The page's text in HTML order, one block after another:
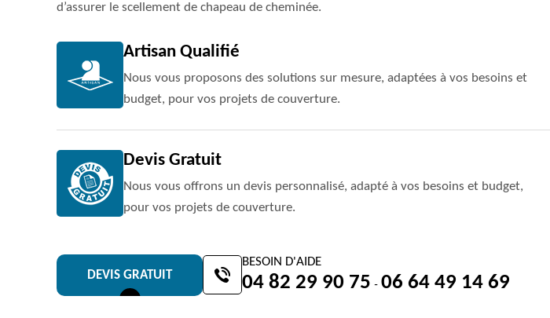
d’assurer le scellement de chapeau de cheminée.
Artisan Qualifié
Nous vous proposons des solutions sur mesure, adaptées à vos besoins et
budget, pour vos projets de couverture.
Devis Gratuit
Nous vous offrons un devis personnalisé, adapté à vos besoins et budget,
pour vos projets de couverture.
DEVIS GRATUIT
BESOIN D'AIDE
04 82 29 90 75 - 06 64 49 14 69